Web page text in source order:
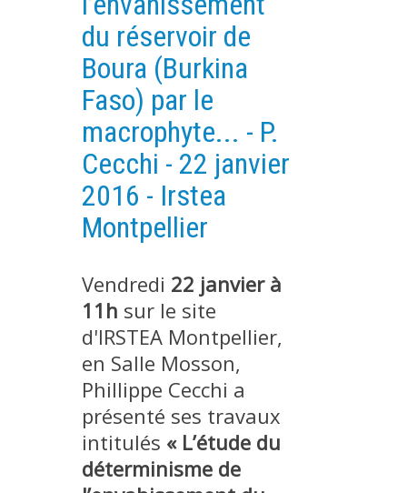
IMPLANTATIONS GÉOGRAPHIQUES
PROJETS EN COURS
PROJETS TERMINÉS
NOS RÉSEAUX SCIENTIFIQUES ET TECHNIQUES
SÉMINAIRES RÉGULIERS
FORMATION
MASTER
FORMATION CONTINUE
FORMATION DOCTORALE
THÈSES EN COURS
PRODUCTION
MÉTHODES ET OUTILS
PUBLICATIONS SUR HAL
du réservoir de
Boura (Burkina
Faso) par le
macrophyte... - P.
Cecchi - 22 janvier
2016 - Irstea
Montpellier
Vendredi 22 janvier à
11h sur le site
d'IRSTEA Montpellier,
en Salle Mosson,
Phillippe Cecchi a
présenté ses travaux
intitulés « L’étude du
déterminisme de